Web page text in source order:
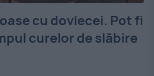
cu dovlecei. Pot fi
curelor de slăbire